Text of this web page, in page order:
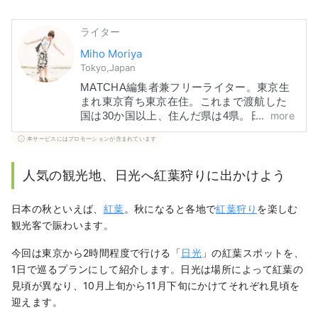
ライター
Miho Moriya
Tokyo,Japan
MATCHA編集者兼フリーライター。東京生
まれ東京育ち東京在住。これまで渡航した
国は30か国以上、住んだ県は4県。日本旅行
はもうすぐ全都道府県を制覇！「読んだか
らこそわかるその土地の魅力」が伝えられ
とお寺とラクダが好きです。
more
本サービスにはプロモーションが含まれています
人気の観光地、日光へ紅葉狩りに出かけよう
日本の秋といえば、 紅葉。秋になると各地で紅葉狩り を楽しむ
観光客で賑わいます。
今回は東京から2時間程度で行ける「日光」の紅葉スポットを、
1日で巡るプランにして紹介します。日光は場所によって紅葉の
見頃が異なり、10月上旬から11月下旬にかけてそれぞれ見頃を
迎えます。